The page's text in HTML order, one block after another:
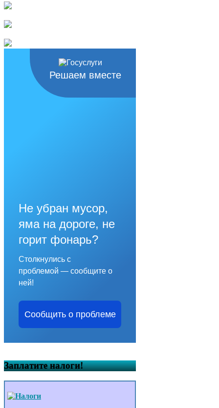
Решаем вместе
Не убран мусор,
яма на дороге, не
горит фонарь?
Столкнулись с
проблемой — сообщите о
ней!
Сообщить о проблеме
Заплатите налоги!